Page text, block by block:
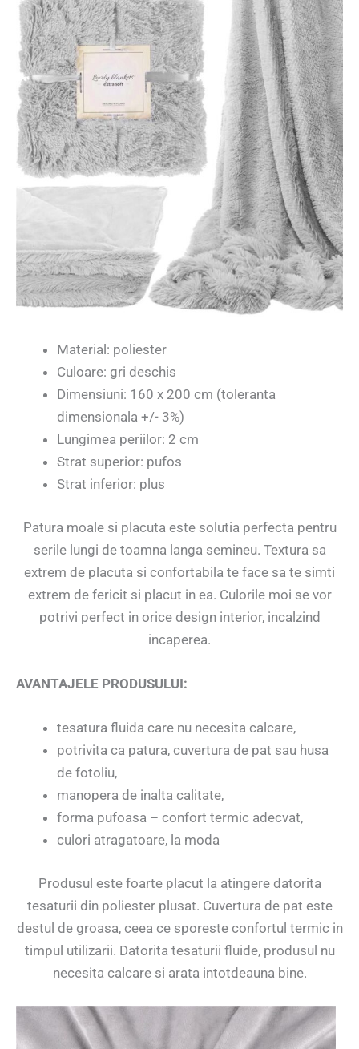
Material: poliester
Culoare: gri deschis
Dimensiuni: 160 x 200 cm (toleranta
dimensionala +/- 3%)
Lungimea periilor: 2 cm
Strat superior: pufos
Strat inferior: plus
Patura moale si placuta este solutia perfecta pentru
serile lungi de toamna langa semineu. Textura sa
extrem de placuta si confortabila te face sa te simti
extrem de fericit si placut in ea. Culorile moi se vor
potrivi perfect in orice design interior, incalzind
incaperea.
AVANTAJELE PRODUSULUI:
tesatura fluida care nu necesita calcare,
potrivita ca patura, cuvertura de pat sau husa
de fotoliu,
manopera de inalta calitate,
forma pufoasa – confort termic adecvat,
culori atragatoare, la moda
Produsul este foarte placut la atingere datorita
tesaturii din poliester plusat. Cuvertura de pat este
destul de groasa, ceea ce sporeste confortul termic in
timpul utilizarii. Datorita tesaturii fluide, produsul nu
necesita calcare si arata intotdeauna bine.